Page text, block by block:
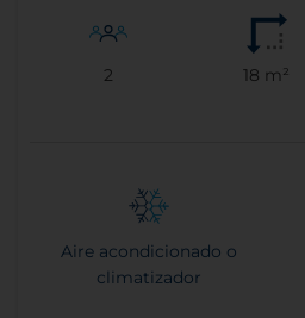
2 18 m²
Aire acondicionado o
climatizador